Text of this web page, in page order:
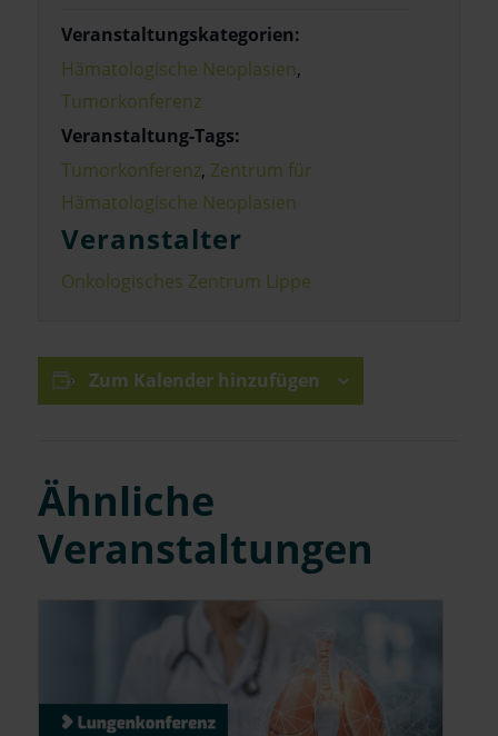
Veranstaltungskategorien:
Hämatologische Neoplasien,
Tumorkonferenz
Veranstaltung-Tags:
Tumorkonferenz, Zentrum für
Hämatologische Neoplasien
Veranstalter
Onkologisches Zentrum Lippe
Zum Kalender hinzufügen
Ähnliche
Veranstaltungen